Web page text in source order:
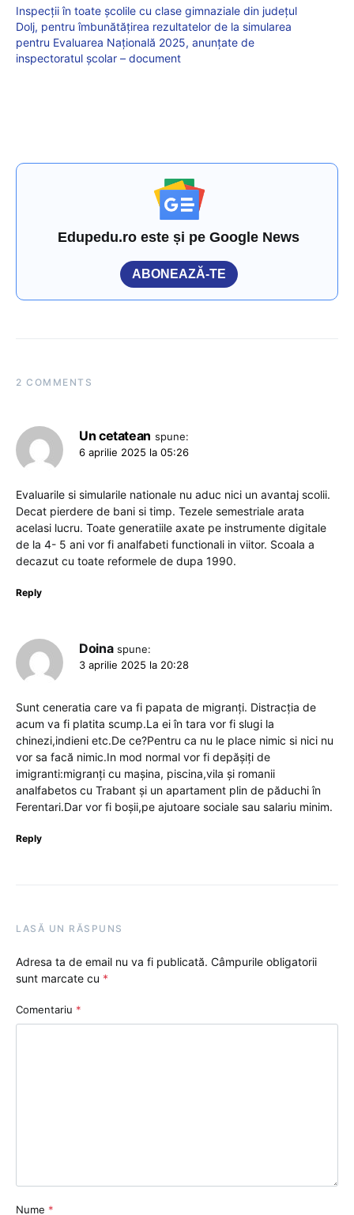
Inspecții în toate școlile cu clase gimnaziale din județul
Dolj, pentru îmbunătățirea rezultatelor de la simularea
pentru Evaluarea Națională 2025, anunțate de
inspectoratul școlar – document
Edupedu.ro este și pe Google News
ABONEAZĂ-TE
2 COMMENTS
Un cetatean spune:
6 aprilie 2025 la 05:26
Evaluarile si simularile nationale nu aduc nici un avantaj scolii.
Decat pierdere de bani si timp. Tezele semestriale arata
acelasi lucru. Toate generatiile axate pe instrumente digitale
de la 4- 5 ani vor fi analfabeti functionali in viitor. Scoala a
decazut cu toate reformele de dupa 1990.
Reply
Doina spune:
3 aprilie 2025 la 20:28
Sunt ceneratia care va fi papata de migranți. Distracția de
acum va fi platita scump.La ei în tara vor fi slugi la
chinezi,indieni etc.De ce?Pentru ca nu le place nimic si nici nu
vor sa facă nimic.In mod normal vor fi depășiți de
imigranti:migranți cu mașina, piscina,vila și romanii
analfabetos cu Trabant și un apartament plin de păduchi în
Ferentari.Dar vor fi boșii,pe ajutoare sociale sau salariu minim.
Reply
LASĂ UN RĂSPUNS
Adresa ta de email nu va fi publicată. Câmpurile obligatorii
sunt marcate cu *
Comentariu *
Nume *